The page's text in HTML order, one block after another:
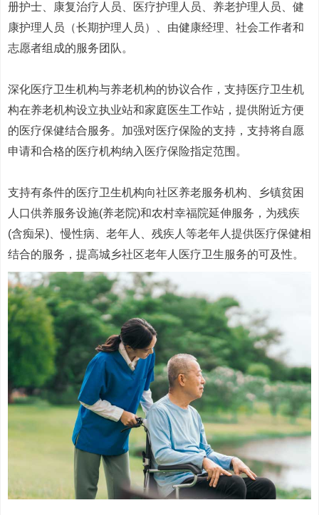
册护士、康复治疗人员、医疗护理人员、养老护理人员、健
康护理人员（长期护理人员）、由健康经理、社会工作者和
志愿者组成的服务团队。
深化医疗卫生机构与养老机构的协议合作，支持医疗卫生机
构在养老机构设立执业站和家庭医生工作站，提供附近方便
的医疗保健结合服务。加强对医疗保险的支持，支持将自愿
申请和合格的医疗机构纳入医疗保险指定范围。
支持有条件的医疗卫生机构向社区养老服务机构、乡镇贫困
人口供养服务设施(养老院)和农村幸福院延伸服务，为残疾
(含痴呆)、慢性病、老年人、残疾人等老年人提供医疗保健相
结合的服务，提高城乡社区老年人医疗卫生服务的可及性。